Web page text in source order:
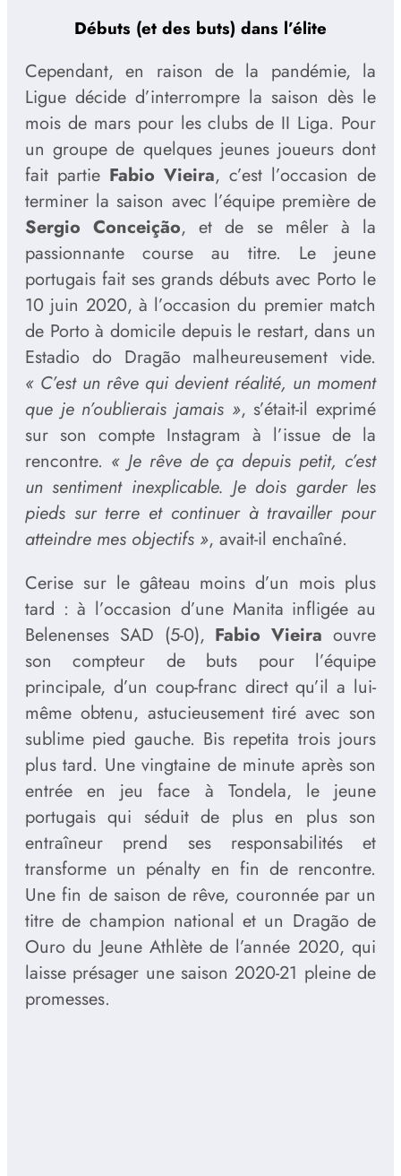
Débuts (et des buts) dans l’élite
Cependant, en raison de la pandémie, la
Ligue décide d’interrompre la saison dès le
mois de mars pour les clubs de II Liga. Pour
un groupe de quelques jeunes joueurs dont
fait partie Fabio Vieira, c’est l’occasion de
terminer la saison avec l’équipe première de
Sergio Conceição, et de se mêler à la
passionnante course au titre. Le jeune
portugais fait ses grands débuts avec Porto le
10 juin 2020, à l’occasion du premier match
de Porto à domicile depuis le restart, dans un
Estadio do Dragão malheureusement vide.
« C’est un rêve qui devient réalité, un moment
que je n’oublierais jamais », s’était-il exprimé
sur son compte Instagram à l’issue de la
rencontre. « Je rêve de ça depuis petit, c’est
un sentiment inexplicable. Je dois garder les
pieds sur terre et continuer à travailler pour
atteindre mes objectifs », avait-il enchaîné.
Cerise sur le gâteau moins d’un mois plus
tard : à l’occasion d’une Manita infligée au
Belenenses SAD (5-0), Fabio Vieira ouvre
son compteur de buts pour l’équipe
principale, d’un coup-franc direct qu’il a lui-
même obtenu, astucieusement tiré avec son
sublime pied gauche. Bis repetita trois jours
plus tard. Une vingtaine de minute après son
entrée en jeu face à Tondela, le jeune
portugais qui séduit de plus en plus son
entraîneur prend ses responsabilités et
transforme un pénalty en fin de rencontre.
Une fin de saison de rêve, couronnée par un
titre de champion national et un Dragão de
Ouro du Jeune Athlète de l’année 2020, qui
laisse présager une saison 2020-21 pleine de
promesses.